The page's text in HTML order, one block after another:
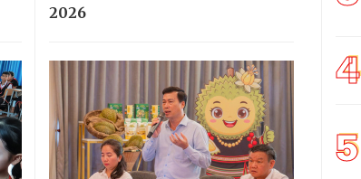
2026
4
5